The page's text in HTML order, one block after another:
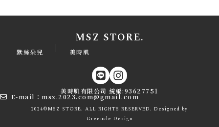
MSZ STORE.
默絲朵兒 | 美時肌
美時肌有限公司 統編:93627751
E-mail：msz.2023.com@gmail.com
2024©MSZ STORE. ALL RIGHTS RESERVED. Designed by
Greencle Design